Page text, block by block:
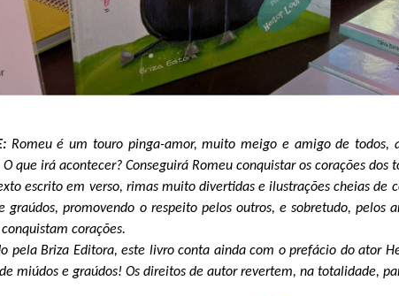
Romeu é um touro pinga-amor, muito meigo e amigo de todos,
que irá acontecer? Conseguirá Romeu conquistar os corações dos
escrito em verso, rimas muito divertidas e ilustrações cheias de
graúdos, promovendo o respeito pelos outros, e sobretudo, pelos
corações.
pela Briza Editora, este livro conta ainda com o prefácio do ator
miúdos e graúdos! Os direitos de autor revertem, na totalidade,